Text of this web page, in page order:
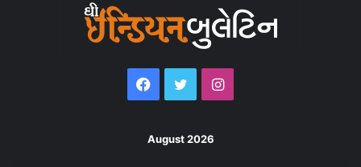
Facebook
TwitterInstagram
August 2026